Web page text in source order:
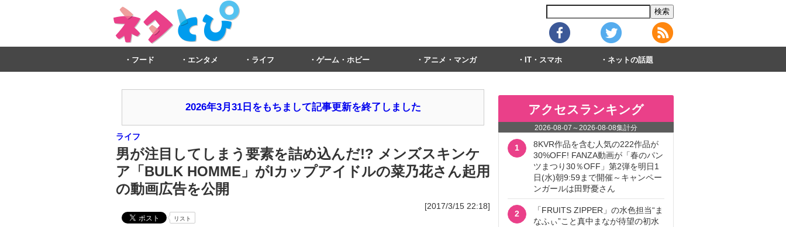
フード エンタメ ライフ ゲーム・ホビー アニメ・マンガ IT・スマホ ネットの話題
2026年3月31日をもちまして記事更新を終了しました
ライフ
男が注目してしまう要素を詰め込んだ!? メンズスキンケ
ア「BULK HOMME」がIカップアイドルの菜乃花さん起用
の動画広告を公開
[2017/3/15 22:18]
リスト
アクセスランキング
2026-08-07 ～2026-08-08集計分
1
8KVR作品を含む人気の222作品が
30%OFF! FANZA動画が「春のパン
ツまつり30％OFF」第2弾を明日1
日(水)朝9:59まで開催～キャンペー
ンガールは田野憂さん
2
「FRUITS ZIPPER」の水色担当“ま
なふぃ”こと真中まなが待望の初水